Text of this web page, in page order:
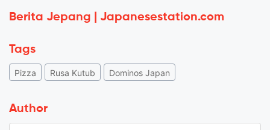
Berita Jepang | Japanesestation.com
Tags
Pizza Rusa Kutub Dominos Japan
Author